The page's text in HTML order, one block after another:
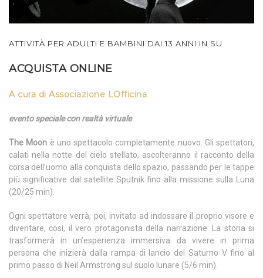
ATTIVITÀ PER ADULTI E BAMBINI DAI 13 ANNI IN SU
ACQUISTA ONLINE
A cura di Associazione LOfficina
evento speciale con realtà virtuale
The Moon è uno spettacolo completamente nuovo. Gli spettatori,
calati nella notte del cielo stellato, ascolteranno il racconto della
corsa dell’uomo alla conquista dello spazio, passando per le tappe
più significative dal satellite Sputnik fino alla missione sulla Luna
(20/25 min).
Ogni spettatore verrà, poi, invitato ad indossare il proprio visore e
diventare, così, il vero protagonista della narrazione. La storia si
trasformerà in un’esperienza immersiva da vivere in prima
persona che inizierà dalla rampa di lancio del Saturno V fino al
primo passo di Neil Armstrong sul suolo lunare (5/6 min).